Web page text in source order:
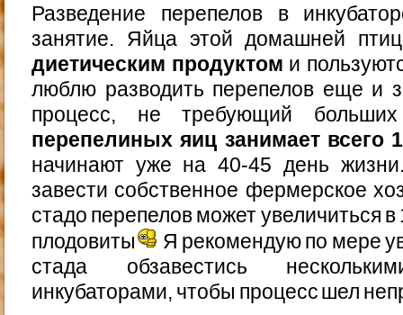
Разведение перепелов в
занятие. Яйца этой домашней
диетическим продуктом и
люблю разводить перепелов еще и
процесс, не требующий
перепелиных яиц занимает всего
начинают уже на 40-45 день
завести собственное фермерское
стадо перепелов может увеличиться
плодовиты
Я рекомендую по мере
стада обзавестись
инкубаторами, чтобы процесс шел